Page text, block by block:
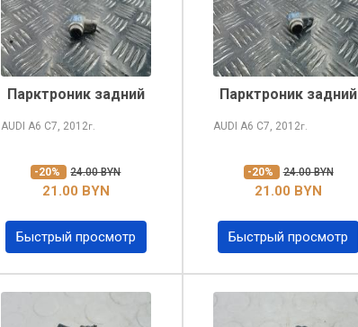
Парктроник задний
AUDI A6 C7, 2012г.
-20% 24.00 BYN
21.00 BYN
Быстрый просмотр
Парктроник задний
AUDI A6 C7, 2012г.
-20% 24.00 BYN
21.00 BYN
Быстрый просмотр